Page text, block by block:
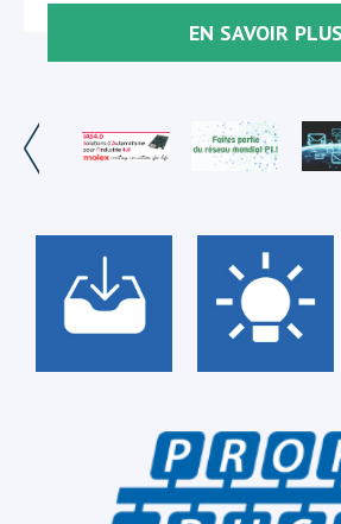
EN SAVOIR PLUS